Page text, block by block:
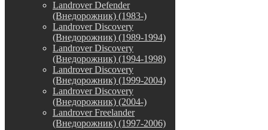
Landrover Defender
(Внедорожник) (1983-)
Landrover Discovery
(Внедорожник) (1989-1994)
Landrover Discovery
(Внедорожник) (1994-1998)
Landrover Discovery
(Внедорожник) (1999-2004)
Landrover Discovery
(Внедорожник) (2004-)
Landrover Freelander
(Внедорожник) (1997-2006)